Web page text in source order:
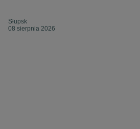
Słupsk
08 sierpnia 2026